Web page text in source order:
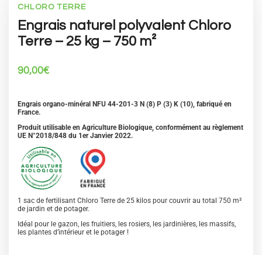
CHLORO TERRE
Engrais naturel polyvalent Chloro
Terre – 25 kg – 750 m²
90,00€
Engrais organo-minéral NFU 44-201-3 N (8) P (3) K (10), fabriqué en
France.
Produit utilisable en Agriculture Biologique, conformément au règlement
UE N°2018/848 du 1er Janvier 2022.
1 sac de fertilisant Chloro Terre de 25 kilos pour couvrir au total 750 m²
de jardin et de potager.
Idéal pour le gazon, les fruitiers, les rosiers, les jardinières, les massifs,
les plantes d’intérieur et le potager !